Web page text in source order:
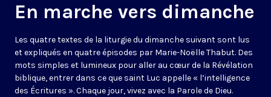
En marche vers dimanche
Les quatre textes de la liturgie du dimanche suivant sont lus
et expliqués en quatre épisodes par Marie-Noëlle Thabut. Des
mots simples et lumineux pour aller au cœur de la Révélation
biblique, entrer dans ce que saint Luc appelle « l’intelligence
des Écritures ». Chaque jour, vivez avec la Parole de Dieu.